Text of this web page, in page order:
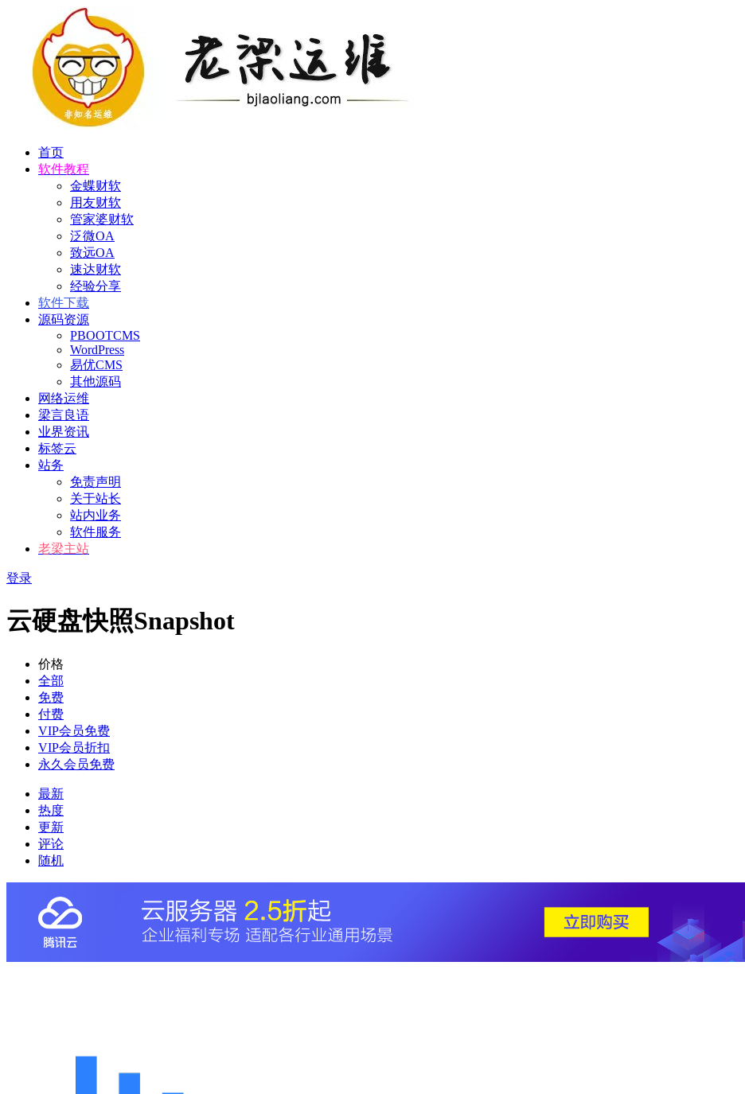
首页
软件教程
金蝶财软
用友财软
管家婆财软
泛微OA
致远OA
速达财软
经验分享
软件下载
源码资源
PBOOTCMS
WordPress
易优CMS
其他源码
网络运维
梁言良语
业界资讯
标签云
站务
免责声明
关于站长
站内业务
软件服务
老梁主站
登录
云硬盘快照Snapshot
价格
全部
免费
付费
VIP会员免费
VIP会员折扣
永久会员免费
最新
热度
更新
评论
随机